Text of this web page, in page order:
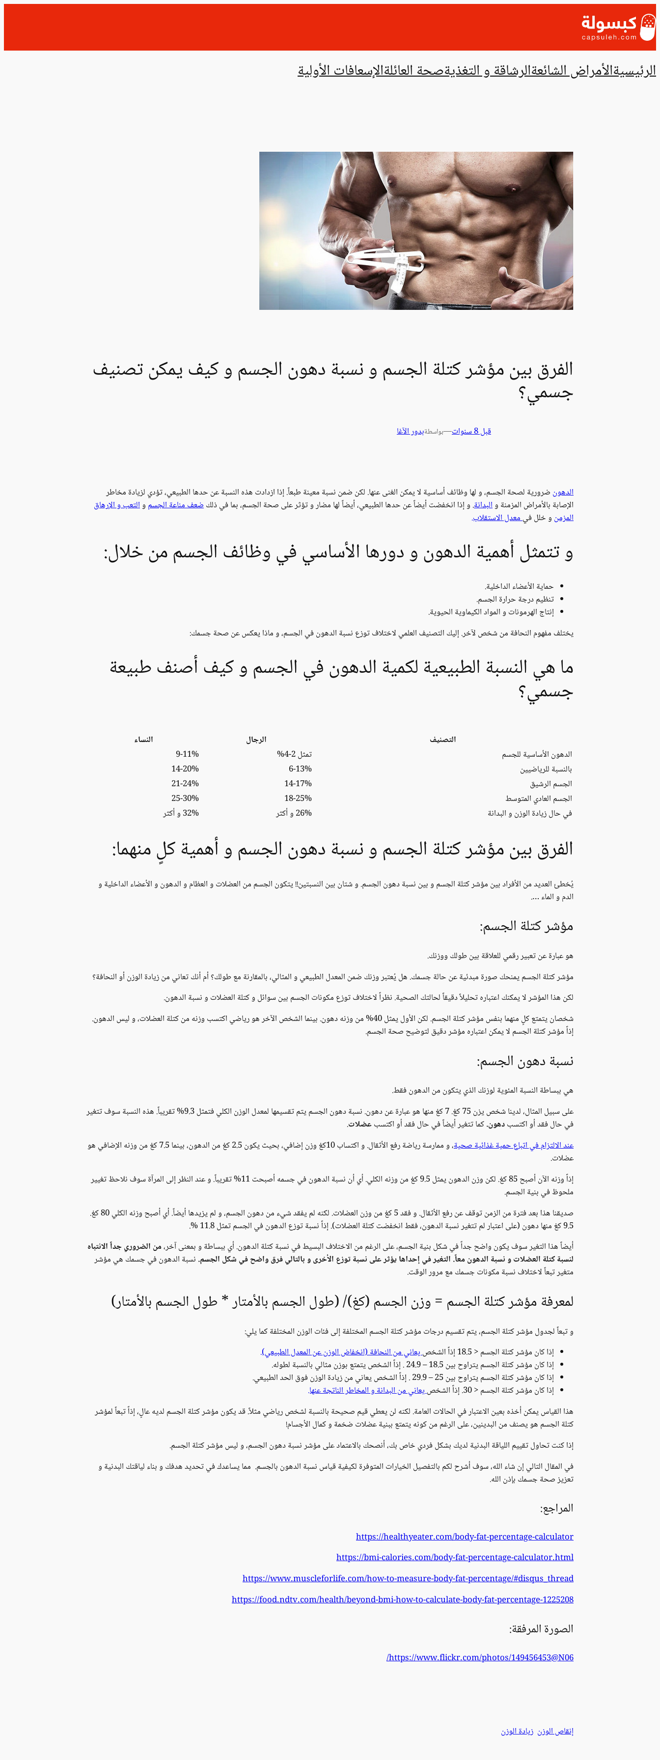
إلى
المحتوى
الرئيسيةالأمراض الشائعةالرشاقة و التغذيةصحة العائلةالإسعافات الأولية
الفرق بين مؤشر كتلة الجسم و نسبة دهون الجسم و كيف يمكن تصنيف
جسمي؟
قبل 8 سنوات —بواسطةبدور الآغا
الدهون ضرورية لصحة الجسم، و لها وظائف أساسية لا يمكن الغنى عنها. لكن ضمن نسبة معينة طبعاً. إذا ازدادت هذه النسبة عن حدها الطبيعي، تؤدي لزيادة مخاطر
الإصابة بالأمراض المزمنة والبدانة. و إذا انخفضت أيضاً عن حدها الطبيعي، أيضاً لها مضار و تؤثر على صحة الجسم، بما في ذلكضعف مناعة الجسم والتعب و الإرهاق
المزمن و خلل فيمعدل الاستقلاب.
و تتمثل أهمية الدهون و دورها الأساسي في وظائف الجسم من خلال:
حماية الأعضاء الداخلية.
تنظيم درجة حرارة الجسم.
إنتاج الهرمونات و المواد الكيماوية الحيوية.
يختلف مفهوم النحافة من شخص لآخر. إليك التصنيف العلمي لاختلاف توزع نسبة الدهون في الجسم، و ماذا يعكس عن صحة جسمك:
ما هي النسبة الطبيعية لكمية الدهون في الجسم و كيف أصنف طبيعة
جسمي؟
التصنيف الرجال
النساء
الدهون الأساسية للجسم
تمثل 2-4%
9-11%
بالنسبة للرياضيين
6-13%
14-20%
الجسم الرشيق
14-17%
21-24%
الجسم العادي المتوسط
18-25%
25-30%
في حال زيادة الوزن و البدانة
26% و أكثر 32% و أكثر
الفرق بين مؤشر كتلة الجسم و نسبة دهون الجسم و أهمية كلٍ منهما:
يُخطئ العديد من الأفراد بين مؤشر كتلة الجسم و بين نسبة دهون الجسم. و شتان بين النسبتين!! يتكون الجسم من العضلات و العظام و الدهون و الأعضاء الداخلية و
الدم و الماء ….
مؤشر كتلة الجسم:
هو عبارة عن تعبير رقمي للعلاقة بين طولك ووزنك.
مؤشر كتلة الجسم يمنحك صورة مبدئية عن حالة جسمك. هل يُعتبر وزنك ضمن المعدل الطبيعي و المثالي، بالمقارنة مع طولك؟ أم أنك تعاني من زيادة الوزن أو النحافة؟
لكن هذا المؤشر لا يمكنك اعتباره تحليلاً دقيقاً لحالتك الصحية. نظراً لاختلاف توزع مكونات الجسم بين سوائل و كتلة العضلات و نسبة الدهون.
شخصان يتمتع كلٍ منهما بنفس مؤشر كتلة الجسم. لكن الأول يمثل 40% من وزنه دهون. بينما الشخص الآخر هو رياضي اكتسب وزنه من كتلة العضلات، و ليس الدهون.
إذاً مؤشر كتلة الجسم لا يمكن اعتباره مؤشر دقيق لتوضيح صحة الجسم.
نسبة دهون الجسم:
هي ببساطة النسبة المئوية لوزنك الذي يتكون من الدهون فقط.
على سبيل المثال، لدينا شخص يزن 75 كغ. 7 كغ منها هو عبارة عن دهون. نسبة دهون الجسم يتم تقسيمها لمعدل الوزن الكلي فتمثل 9.3% تقريباً. هذه النسبة سوف تتغير
في حال فقد أو اكتسبدهون.كما تتغير أيضاً في حال فقد أو اكتسبعضلات.
عند الالتزام في اتباع حمية غذائية صحية
، و ممارسة رياضة رفع الأثقال. و اكتساب 10كغ وزن إضافي، بحيث يكون 2.5 كغ من الدهون، بينما 7.5 كغ من وزنه الإضافي هو
عضلات.
إذاً وزنه الآن أصبح 85 كغ. لكن وزن الدهون يمثل 9.5 كغ من وزنه الكلي. أي أن نسبة الدهون في جسمه أصبحت 11% تقريباً. و عند النظر إلى المرآة سوف نلاحظ تغيير
ملحوظ في بنية الجسم.
صديقنا هذا بعد فترة من الزمن توقف عن رفع الأثقال. و فقد 5 كغ من وزن العضلات. لكنه لم يفقد شيء من دهون الجسم، و لم يزيدها أيضاً. أي أصبح وزنه الكلي 80 كغ.
9.5 كغ منها دهون (على اعتبار لم تتغير نسبة الدهون، فقط انخفضت كتلة العضلات). إذاً نسبة توزع الدهون في الجسم تمثل 11.8 %.
أيضاً هذا التغير سوف يكون واضح جداً في شكل بنية الجسم، على الرغم من الاختلاف البسيط في نسبة كتلة الدهون. أي ببساطة و بمعنى آخر،من الضروري جداً الانتباه
لنسبة كتلة العضلات و نسبة الدهون معاً. التغير في إحداها يؤثر على نسبة توزع الأخرى و بالتالي فرق واضح في شكل الجسم. نسبة الدهون في جسمك هي مؤشر
متغير تبعاً لاختلاف نسبة مكونات جسمك مع مرور الوقت.
لمعرفة مؤشر كتلة الجسم = وزن الجسم (كغ)/ (طول الجسم بالأمتار * طول الجسم بالأمتار)
و تبعاً لجدول مؤشر كتلة الجسم، يتم تقسيم درجات مؤشر كتلة الجسم المختلفة إلى فئات الوزن المختلفة كما يلي:
إذا كان مؤشر كتلة الجسم < 18.5 إذاً الشخص
يعاني من النحافة (انخفاض الوزن عن المعدل الطبيعي).
إذا كان مؤشر كتلة الجسم يتراوح بين 18.5 – 24.9 . إذاً الشخص يتمتع بوزن مثالي بالنسبة لطوله.
إذا كان مؤشر كتلة الجسم يتراوح بين 25 – 29.9 . إذاً الشخص يعاني من زيادة الوزن فوق الحد الطبيعي.
إذا كان مؤشر كتلة الجسم < 30. إذاً الشخص
يعاني من البدانة و المخاطر الناتجة عنها.
هذا القياس يمكن أخذه بعين الاعتبار في الحالات العامة. لكنه لن يعطي قيم صحيحة بالنسبة لشخص رياضي مثلاً. قد يكون مؤشر كتلة الجسم لديه عالٍ، إذاً تبعاً لمؤشر
كتلة الجسم هو يصنف من البدينين، على الرغم من كونه يتمتع ببنية عضلات ضخمة و كمال الأجسام!
إذا كنت تحاول تقييم اللياقة البدنية لديك بشكل فردي خاص بك، أنصحك بالاعتماد على مؤشر نسبة دهون الجسم، و ليس مؤشر كتلة الجسم.
في المقال التالي إن شاء الله، سوف أشرح لكم بالتفصيل الخيارات المتوفرة لكيفية قياس نسبة الدهون بالجسم. مما يساعدك في تحديد هدفك و بناء لياقتك البدنية و
تعزيز صحة جسمك بإذن الله.
المراجع:
https://healthyeater.com/body-fat-percentage-calculator
https://bmi-calories.com/body-fat-percentage-calculator.html
https://www.muscleforlife.com/how-to-measure-body-fat-percentage/#disqus_thread
https://food.ndtv.com/health/beyond-bmi-how-to-calculate-body-fat-percentage-1225208
الصورة المرفقة:
https://www.flickr.com/photos/149456453@N06/
إنقاص الوزن زيادة الوزن